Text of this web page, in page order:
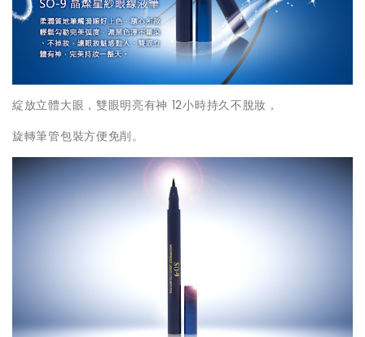
綻放立體大眼，雙眼明亮有神 12小時持久不脫妝，
旋轉筆管包裝方便免削。